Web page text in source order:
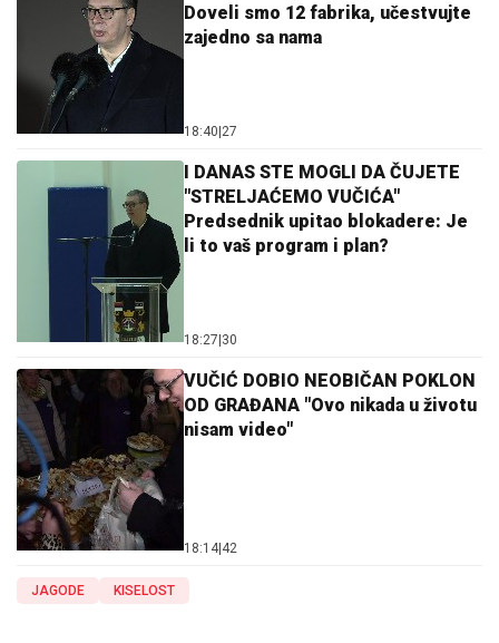
Doveli smo 12 fabrika, učestvujte
zajedno sa nama
18:40 27
I DANAS STE MOGLI DA ČUJETE
"STRELJAĆEMO VUČIĆA"
Predsednik upitao blokadere: Je
li to vaš program i plan?
18:27 30
VUČIĆ DOBIO NEOBIČAN POKLON
OD GRAĐANA "Ovo nikada u životu
nisam video"
18:14 42
JAGODE KISELOST